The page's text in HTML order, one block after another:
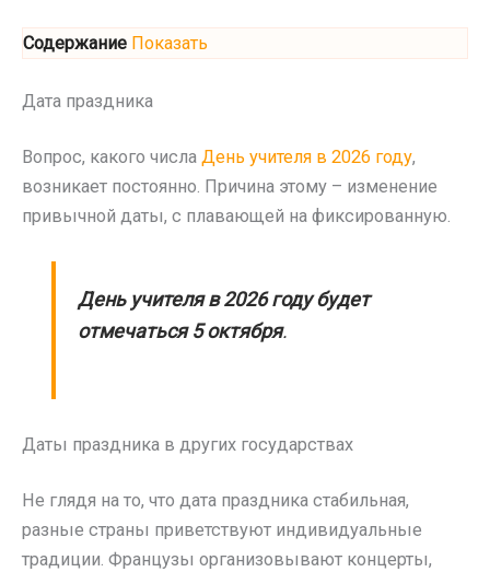
Содержание Показать
Дата праздника
Вопрос, какого числа День учителя в 2026 году,
возникает постоянно. Причина этому – изменение
привычной даты, с плавающей на фиксированную.
День учителя в 2026 году будет
отмечаться 5 октября.
Даты праздника в других государствах
Не глядя на то, что дата праздника стабильная,
разные страны приветствуют индивидуальные
традиции. Французы организовывают концерты,